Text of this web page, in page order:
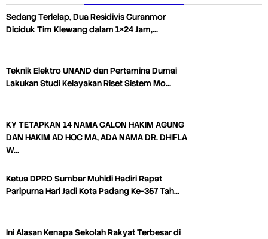
Sedang Terlelap, Dua Residivis Curanmor
Diciduk Tim Klewang dalam 1×24 Jam,…
Teknik Elektro UNAND dan Pertamina Dumai
Lakukan Studi Kelayakan Riset Sistem Mo…
KY TETAPKAN 14 NAMA CALON HAKIM AGUNG
DAN HAKIM AD HOC MA, ADA NAMA DR. DHIFLA
W…
Ketua DPRD Sumbar Muhidi Hadiri Rapat
Paripurna Hari Jadi Kota Padang Ke-357 Tah…
Ini Alasan Kenapa Sekolah Rakyat Terbesar di